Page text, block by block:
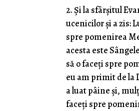
2. Şi la sfârşitul
ucenicilor şi a zis:
spre pomenirea
acesta este
să o faceţi spre
eu am primit de la
a luat pâine şi,
faceţi spre